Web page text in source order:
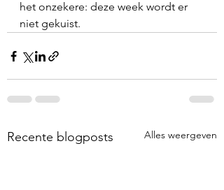
het onzekere: deze week wordt er
niet gekuist.
Recente blogposts Alles weergeven